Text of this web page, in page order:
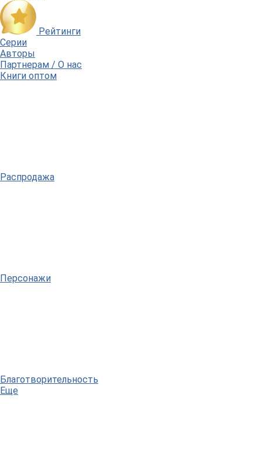
Рейтинги
Серии
Авторы
Партнерам / О нас
Книги оптом
Распродажа
Персонажи
Благотворительность
Еще